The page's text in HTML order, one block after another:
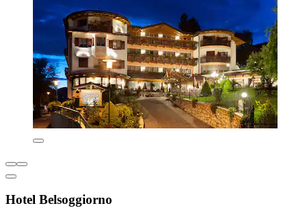
Hotel Belsoggiorno